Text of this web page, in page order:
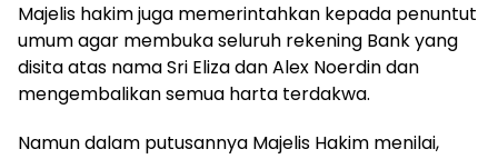
Majelis hakim juga memerintahkan kepada penuntut
umum agar membuka seluruh rekening Bank yang
disita atas nama Sri Eliza dan Alex Noerdin dan
mengembalikan semua harta terdakwa.
Namun dalam putusannya Majelis Hakim menilai,